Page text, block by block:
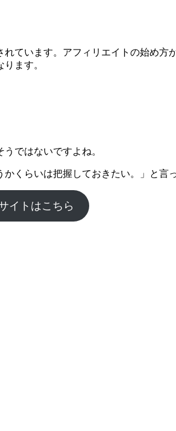
ています。アフィリエイトの始め方
ます。
ではないですよね。
くらいは把握しておきたい。」と言
イトはこちら